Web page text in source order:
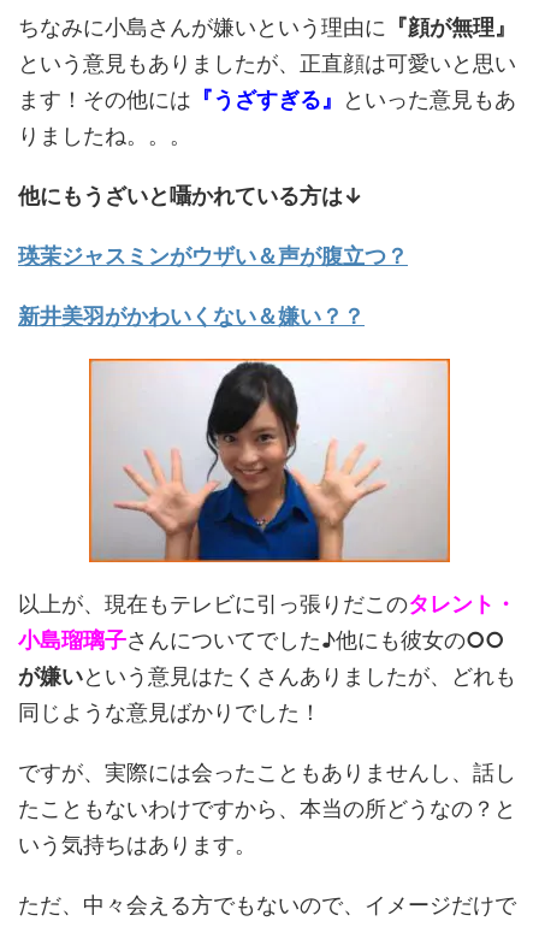
ちなみに小島さんが嫌いという理由に 『顔が無理』
という意見もありましたが、正直顔は可愛いと思い
ます！その他には 『うざすぎる』
といった意見もあ
りましたね。。。
他にもうざいと囁かれている方は↓
瑛茉ジャスミンがウザい＆声が腹立つ？
新井美羽がかわいくない＆嫌い？？
以上が、現在もテレビに引っ張りだこのタレント・
小島瑠璃子さんについてでした♪他にも彼女の○○
が嫌いという意見はたくさんありましたが、どれも
同じような意見ばかりでした！
ですが、実際には会ったこともありませんし、話し
たこともないわけですから、本当の所どうなの？と
いう気持ちはあります。
ただ、中々会える方でもないので、イメージだけで